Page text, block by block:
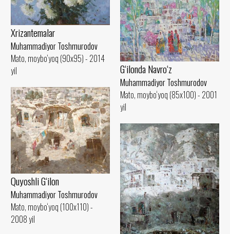
Xrizantemalar
Muhammadiyor Toshmurodov
Mato, moybo‘yoq (90x95) - 2014
yil
G‘ilonda Navro‘z
Muhammadiyor Toshmurodov
Mato, moybo‘yoq (85x100) - 2001
yil
Quyoshli G‘ilon
Muhammadiyor Toshmurodov
Mato, moybo‘yoq (100x110) -
2008 yil